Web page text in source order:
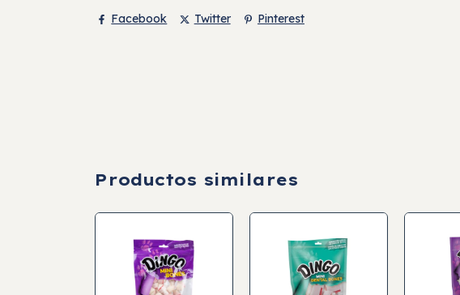
Facebook Twitter Pinterest
Productos similares